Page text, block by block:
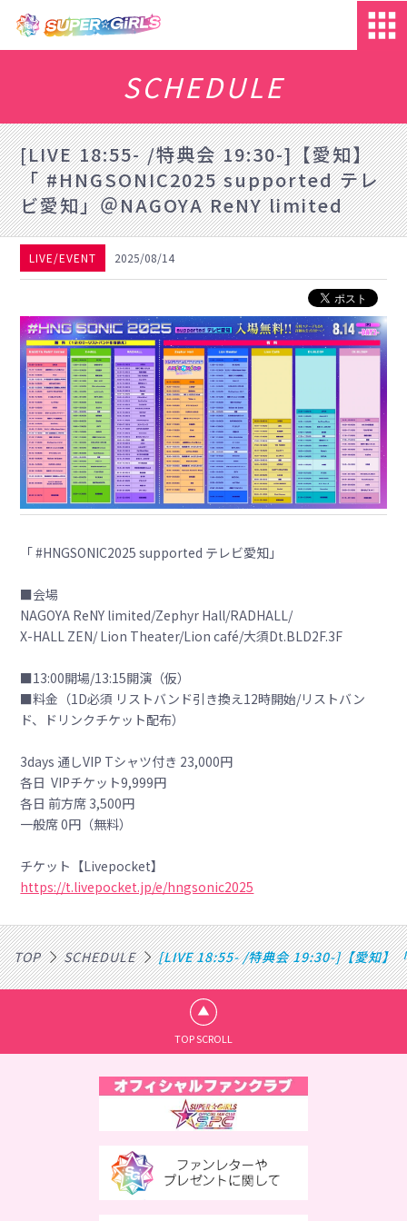
SCHEDULE
[LIVE 18:55- /特典会 19:30-]【愛知】
「 #HNGSONIC2025 supported テレ
ビ愛知」＠NAGOYA ReNY limited
LIVE/EVENT 2025/08/14
「 #HNGSONIC2025 supported テレビ愛知」
■会場
NAGOYA ReNY limited/Zephyr Hall/RADHALL/
X-HALL ZEN/ Lion Theater/Lion café/大須Dt.BLD2F.3F
■13:00開場/13:15開演（仮）
■料金（1D必須 リストバンド引き換え12時開始/リストバン
ド、ドリンクチケット配布）
3days 通しVIP Tシャツ付き 23,000円
各日 VIPチケット9,999円
各日 前方席 3,500円
一般席 0円（無料）
チケット【Livepocket】
https://t.livepocket.jp/e/hngsonic2025
TOP SCHEDULE [LIVE 18:55- /特典会 19:30-]【愛知】
TOP SCROLL